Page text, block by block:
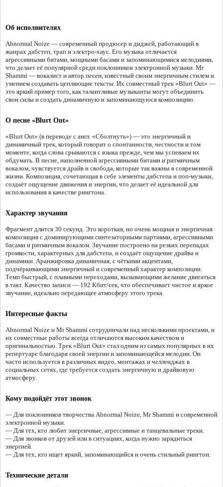
Об исполнителях
Abnormal Noize — современный продюсер и диджей, работающий в
жанрах дабстеп, трап и электро-хаус. Его музыка отличается
агрессивными битами, мощными басами и запоминающимися мелодиями,
что делает её популярной среди поклонников электронной музыки. Mr
Shammi — вокалист и автор песен, известный своим энергичным стилем и
умением создавать цепляющие тексты. Их совместный трек «Blurt Out» —
это яркий пример того, как талантливые музыканты могут объединить
свои силы и создать динамичную и запоминающуюся композицию.
О песне «Blurt Out»
«Blurt Out» (в переводе с англ. «Сболтнуть») — это энергичный и
динамичный трек, который говорит о спонтанности, честности и том
моменте, когда слова срываются с языка прежде, чем мы успеваем их
обдумать. В песне, наполненной агрессивными битами и ритмичным
вокалом, чувствуется драйв и свобода, которые так важны в современной
жизни. Композиция, сочетающая в себе элементы дабстепа и поп-музыки,
создаёт ощущение движения и энергии, что делает её идеальной для
использования в качестве рингтона.
Характер звучания
Фрагмент длится 30 секунд. Это короткая, но очень мощная и энергичная
композиция с доминирующими синтезаторными партиями, агрессивными
басами и ритмичным вокалом. Звучание построено на резких перепадах
громкости, характерных для дабстепа, и создаёт ощущение драйва и
динамики. Аранжировка динамичная, с чёткими акцентами,
подчёркивающими энергичный и современный характер композиции.
Темп быстрый, с плавными переходами, вызывающими желание двигаться
в такт. Качество записи — 192 Кбит/сек, что обеспечивает чистое и яркое
звучание, идеально передающее атмосферу этого трека.
Интересные факты
Abnormal Noize и Mr Shammi сотрудничали над несколькими проектами, и
их совместные работы всегда отличаются высоким качеством и
оригинальностью. Трек «Blurt Out» стал одним из самых популярных в их
репертуаре благодаря своей энергии и запоминающейся мелодии. Он
часто используется в различных видео, монтажах и челленджах в
социальных сетях, где требуется создать энергичную и драйвовую
атмосферу.
Кому подойдёт этот звонок
— Для поклонников творчества Abnormal Noize, Mr Shammi и современной
электронной музыки.
— Для тех, кто любит энергичные, агрессивные и танцевальные треки.
— Для звонков от друзей или в ситуациях, когда нужно зарядиться
энергией.
— Для тех, кто ищет яркий, запоминающийся и очень стильный рингтон.
Технические детали